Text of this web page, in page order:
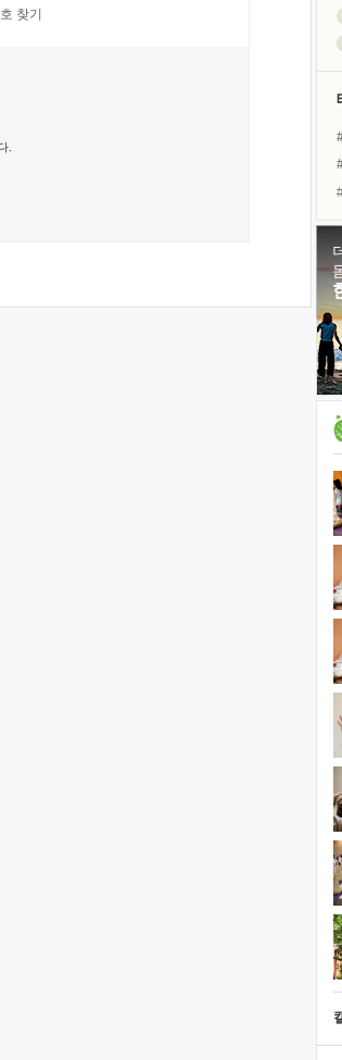
찾기
.